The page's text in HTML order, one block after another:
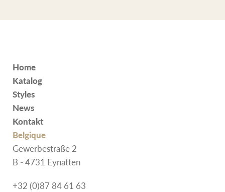
Home
Katalog
Styles
News
Kontakt
Belgique
Gewerbestraße 2
B - 4731 Eynatten
+32 (0)87 84 61 63